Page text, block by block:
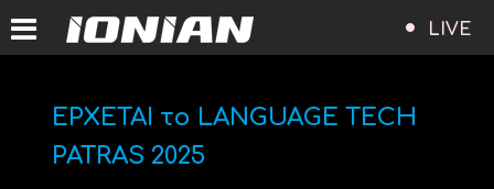
LIVE
ΕΡΧΕΤΑΙ το LANGUAGE TECH
PATRAS 2025